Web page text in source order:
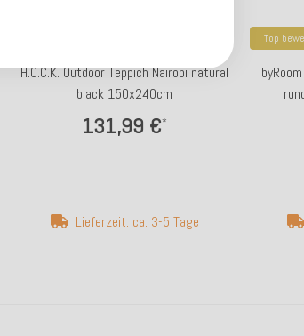
H.O.C.K. Outdoor Teppich Nairobi natural
black 150x240cm
131,99 €*
Lieferzeit: ca. 3-5 Tage
Top